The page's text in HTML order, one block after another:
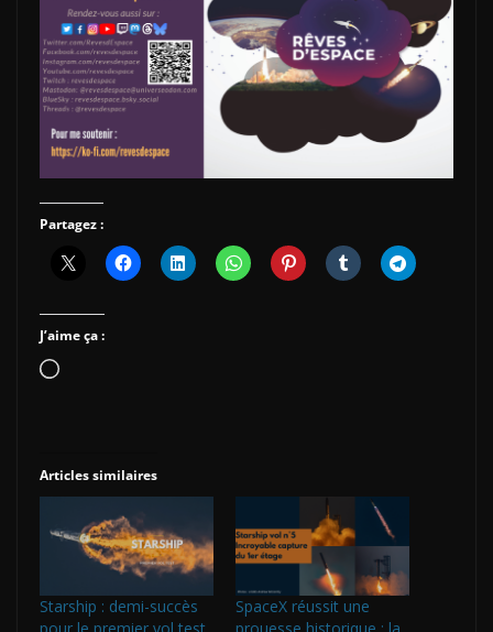
Partagez :
J’aime ça :
Chargement…
Articles similaires
Starship : demi-succès
SpaceX réussit une